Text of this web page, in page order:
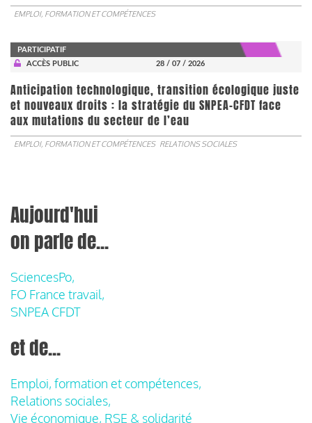
EMPLOI, FORMATION ET COMPÉTENCES
PARTICIPATIF
ACCÈS PUBLIC
28 / 07 / 2026
Anticipation technologique, transition écologique juste
et nouveaux droits : la stratégie du SNPEA-CFDT face
aux mutations du secteur de l’eau
EMPLOI, FORMATION ET COMPÉTENCES RELATIONS SOCIALES
Aujourd'hui
on parle de...
SciencesPo,
FO France travail,
SNPEA CFDT
et de...
Emploi, formation et compétences,
Relations sociales,
Vie économique, RSE & solidarité